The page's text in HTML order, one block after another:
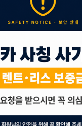
브리드(KA4) 장기렌트
: 기아 더 뉴카니발 하이브
계 월납입금+계약기간:
가장 두드러진 메리트: 승
기 비용 부담 없음 적합한
조건으로 찾...
05 17:46:29조회 25
기아 셀토스